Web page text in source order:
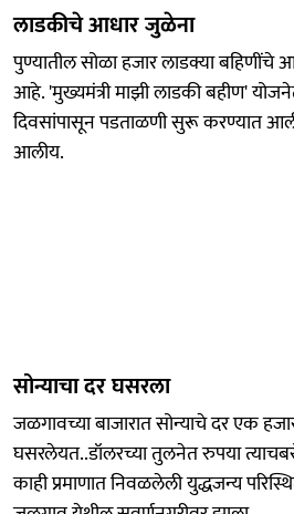
लाडकीचे आधार जुळेना
पुण्यातील सोळा हजार लाडक्या बहिणींचे
आहे. 'मुख्यमंत्री माझी लाडकी बहीण'
दिवसांपासून पडताळणी सुरू करण्यात
आलीय.
सोन्याचा दर घसरला
जळगावच्या बाजारात सोन्याचे दर एक
घसरलेयत..डॉलरच्या तुलनेत रुपया
काही प्रमाणात निवळलेली युद्धजन्य